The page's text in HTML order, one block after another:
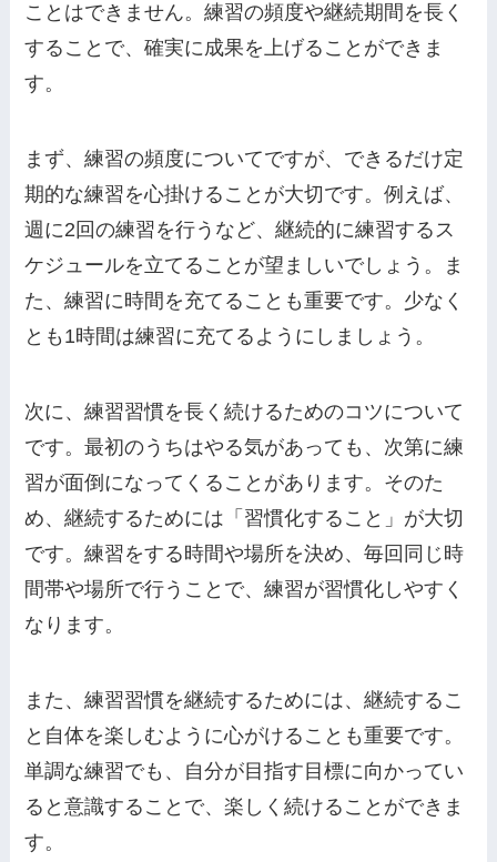
ことはできません。練習の頻度や継続期間を長く
することで、確実に成果を上げることができま
す。
まず、練習の頻度についてですが、できるだけ定
期的な練習を心掛けることが大切です。例えば、
週に2回の練習を行うなど、継続的に練習するス
ケジュールを立てることが望ましいでしょう。ま
た、練習に時間を充てることも重要です。少なく
とも1時間は練習に充てるようにしましょう。
次に、練習習慣を長く続けるためのコツについて
です。最初のうちはやる気があっても、次第に練
習が面倒になってくることがあります。そのた
め、継続するためには「習慣化すること」が大切
です。練習をする時間や場所を決め、毎回同じ時
間帯や場所で行うことで、練習が習慣化しやすく
なります。
また、練習習慣を継続するためには、継続するこ
と自体を楽しむように心がけることも重要です。
単調な練習でも、自分が目指す目標に向かってい
ると意識することで、楽しく続けることができま
す。